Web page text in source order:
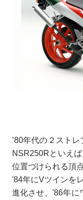
’80年代の２スト
NSR250Rといえ
位置づけられる頂
'84年にVツインを
進化させ、'86年に